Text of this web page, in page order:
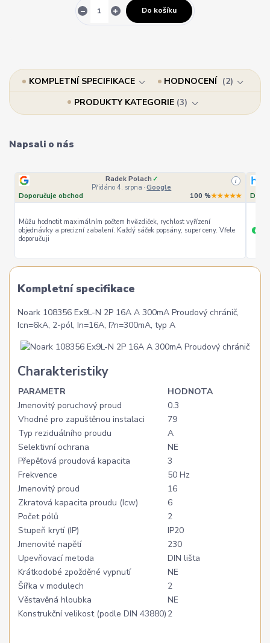
Do košíku
KOMPLETNÍ SPECIFIKACE HODNOCENÍ
2
PRODUKTY KATEGORIE 3
Napsali o nás
Ověřený zákazník
Přidáno 4. srpna·Heureka.cz
i
Doporučuje obchod 100 %★★★★★
+ rychlé vyřízení + ceny
Kompletní specifikace
Noark 108356 Ex9L-N 2P 16A A 300mA Proudový chránič,
Icn=6kA, 2-pól, In=16A, I?n=300mA, typ A
Charakteristiky
PARAMETR
HODNOTA
Jmenovitý poruchový proud
0.3
Vhodné pro zapuštěnou instalaci
79
Typ reziduálního proudu
A
Selektivní ochrana
NE
Přepěťová proudová kapacita
3
Frekvence
50 Hz
Jmenovitý proud
16
Zkratová kapacita proudu (Icw)
6
Počet pólů
2
Stupeň krytí (IP)
IP20
Jmenovité napětí
230
Upevňovací metoda
DIN lišta
Krátkodobé zpožděné vypnutí
NE
Šířka v modulech
2
Věstavěná hloubka
NE
Konstrukční velikost (podle DIN 43880) 2